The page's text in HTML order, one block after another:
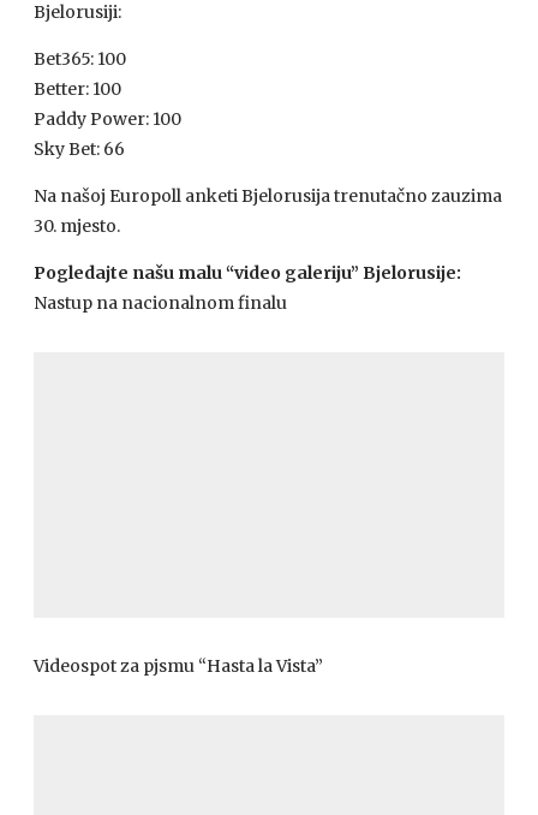
Bjelorusiji:
Bet365: 100
Better: 100
Paddy Power: 100
Sky Bet: 66
Na našoj Europoll anketi Bjelorusija trenutačno zauzima
30. mjesto.
Pogledajte našu malu “video galeriju” Bjelorusije:
Nastup na nacionalnom finalu
Videospot za pjsmu “Hasta la Vista”